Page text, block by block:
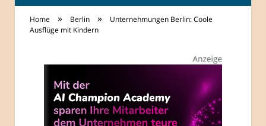
TheCity: Living
Apartments in
Berlin
Home » Berlin »
Unternehmungen Berlin: Coole
Ausflüge mit Kindern